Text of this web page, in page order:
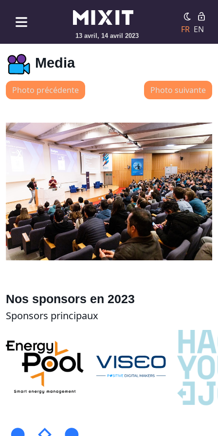
13 avril, 14 avril 2023
FR EN
Media
Photo précédente Photo suivante
Nos sponsors en 2023
Sponsors principaux